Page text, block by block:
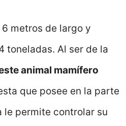
metros de largo y
toneladas. Al ser de la
animal mamífero
que posee en la parte
le permite controlar su